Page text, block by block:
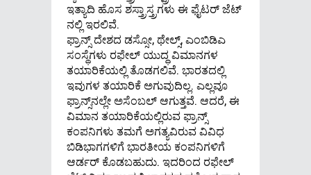
ಇತ್ಯಾದಿ ಹೊಸ ಶಸ್ತ್ರಾಸ್ತ್ರಗಳು ಈ ಫೈಟರ್ ಜೆಟ್​​
ನಲ್ಲಿ ಇರಲಿವೆ.
ಫ್ರಾನ್ಸ್ ದೇಶದ ಡಸ್ಸೋ, ಥೇಲ್ಸ್, ಎಂಬಿಡಿಎ
ಸಂಸ್ಥೆಗಳು ರಫೇಲ್ ಯುದ್ಧ ವಿಮಾನಗಳ
ತಯಾರಿಕೆಯಲ್ಲಿ ತೊಡಗಲಿವೆ. ಭಾರತದಲ್ಲಿ
ಇವುಗಳ ತಯಾರಿಕೆ ಅಗುವುದಿಲ್ಲ. ಎಲ್ಲವೂ
ಫ್ರಾನ್ಸ್​​ನಲ್ಲೇ ಅಸೆಂಬಲ್ ಆಗುತ್ತವೆ. ಆದರೆ, ಈ
ವಿಮಾನ ತಯಾರಿಕೆಯಲ್ಲಿರುವ ಫ್ರಾನ್ಸ್
ಕಂಪನಿಗಳು ತಮಗೆ ಅಗತ್ಯವಿರುವ ವಿವಿಧ
ಬಿಡಿಭಾಗಗಳಿಗೆ ಭಾರತೀಯ ಕಂಪನಿಗಳಿಗೆ
ಆರ್ಡರ್ ಕೊಡಬಹುದು. ಇದರಿಂದ ರಫೇಲ್